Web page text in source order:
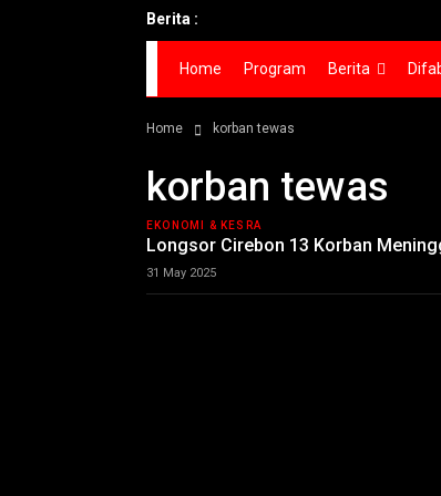
Berita :
Home Program Berita
Home korban tewas
korban tewas
EKONOMI & KESRA
Longsor Cirebon 13 Korban
31 May 2025